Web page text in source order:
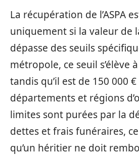
La récupération de l’ASPA
uniquement si la valeur de
dépasse des seuils
métropole, ce seuil s’élève
tandis qu’il est de 150 000
départements et régions
limites sont purées par la
dettes et frais funéraires,
qu’un héritier ne doit